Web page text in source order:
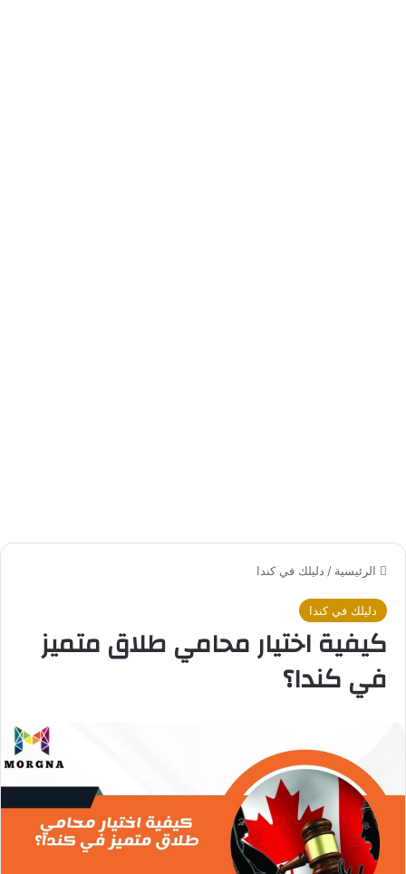
الرئيسية / دليلك في كندا
دليلك في كندا
كيفية اختيار محامي طلاق متميز
في كندا؟